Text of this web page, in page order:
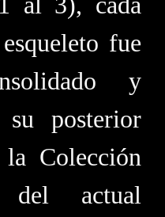
fue
y
su posterior
la Colección
del actual